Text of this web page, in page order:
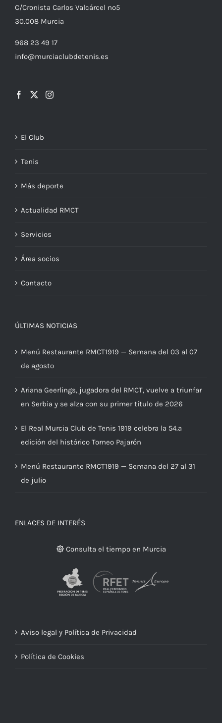
C/Cronista Carlos Valcárcel nº5
30.008 Murcia
968 23 49 17
info@murciaclubdetenis.es
El Club
Tenis
Más deporte
Actualidad RMCT
Servicios
Área socios
Contacto
ÚLTIMAS NOTICIAS
Menú Restaurante RMCT1919 — Semana del 03 al 07
de agosto
Ariana Geerlings, jugadora del RMCT, vuelve a triunfar
en Serbia y se alza con su primer título de 2026
El Real Murcia Club de Tenis 1919 celebra la 54.ª
edición del histórico Torneo Pajarón
Menú Restaurante RMCT1919 — Semana del 27 al 31
de julio
ENLACES DE INTERÉS
Consulta el tiempo en Murcia
Aviso legal y Política de Privacidad
Política de Cookies